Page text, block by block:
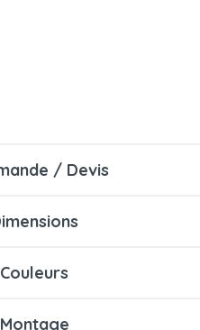
/ Devis
Couleurs
Montage